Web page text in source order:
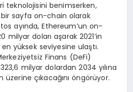
teknolojisini benimserken,
sayfa on-chain olarak
ayında, Ethereum’un on-
doları aşarak 2021’in
yüksek seviyesine ulaştı.
Finans (DeFi)
milyar dolardan 2034 yılına
üzerine çıkacağını öngörüyor.